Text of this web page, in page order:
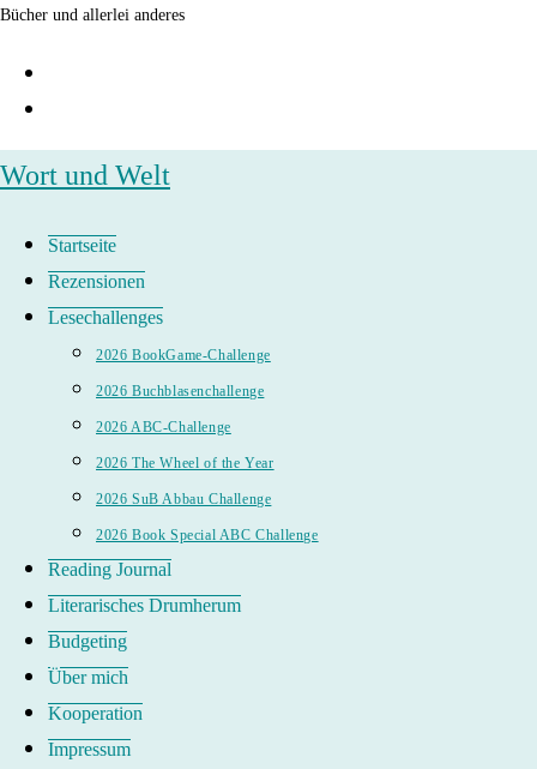
Zum
Bücher und allerlei anderes
Wort und Welt
Startseite
Rezensionen
Lesechallenges
2026 BookGame-Challenge
2026 Buchblasenchallenge
2026 ABC-Challenge
2026 The Wheel of the Year
2026 SuB Abbau Challenge
2026 Book Special ABC Challenge
Reading Journal
Literarisches Drumherum
Budgeting
Über mich
Kooperation
Impressum